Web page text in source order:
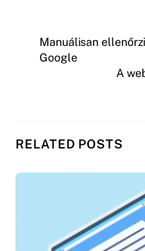
Manuálisan
Google
A
RELATED POSTS